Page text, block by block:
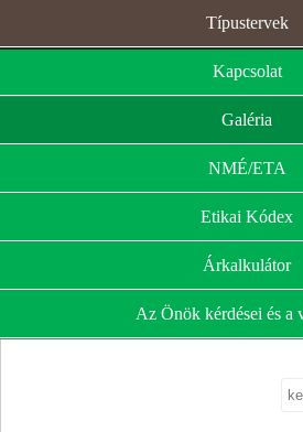
Típustervek
Kapcsolat
Galéria
NMÉ/ETA
Etikai Kódex
Árkalkulátor
Az Önök kérdései és a